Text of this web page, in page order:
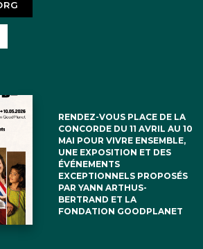
RENDEZ-VOUS PLACE DE LA
CONCORDE DU 11 AVRIL AU 10
MAI POUR VIVRE ENSEMBLE,
UNE EXPOSITION ET DES
ÉVÉNEMENTS
EXCEPTIONNELS PROPOSÉS
PAR YANN ARTHUS-
BERTRAND ET LA
FONDATION GOODPLANET